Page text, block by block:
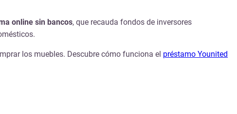
online sin bancos, que recauda fondos de inversores
los muebles. Descubre cómo funciona el préstamo Younited